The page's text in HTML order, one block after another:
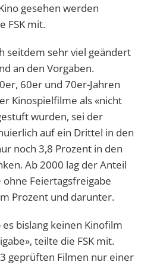
gesehen werden
FSK mit.
seitdem sehr viel geändert
an den Vorgaben.
60er und 70er-Jahren
Kinospielfilme als «nicht
wurden, sei der
auf ein Drittel in den
noch 3,8 Prozent in den
Ab 2000 lag der Anteil
Feiertagsfreigabe
Prozent und darunter.
es bislang keinen Kinofilm
teilte die FSK mit.
geprüften Filmen nur einer